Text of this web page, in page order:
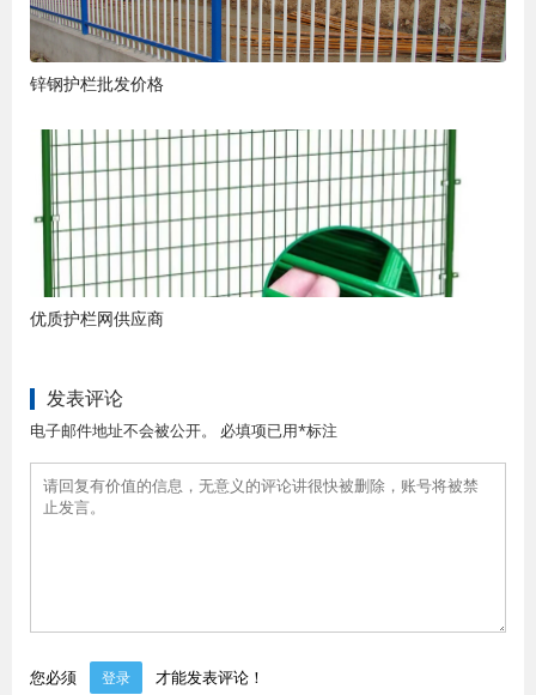
锌钢护栏批发价格
优质护栏网供应商
发表评论
电子邮件地址不会被公开。 必填项已用*标注
您必须 登录 才能发表评论！